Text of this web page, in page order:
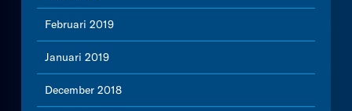
Februari 2019
Januari 2019
December 2018